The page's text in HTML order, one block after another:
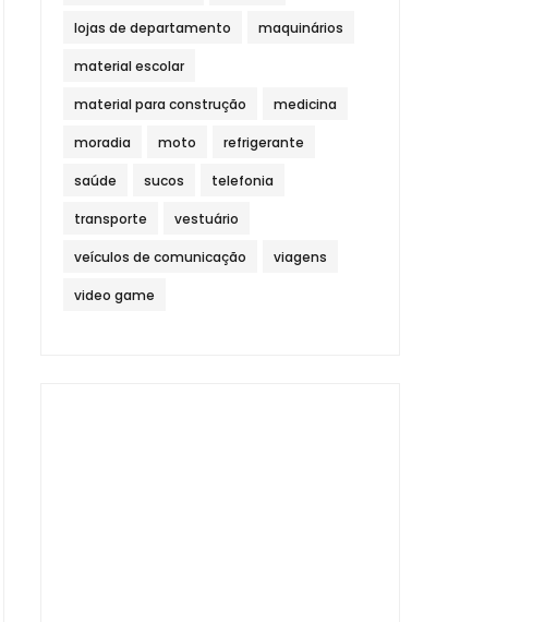
lojas de departamento maquinários
material escolar
material para construção medicina
moradia moto refrigerante
saúde sucos telefonia
transporte vestuário
veículos de comunicação viagens
video game